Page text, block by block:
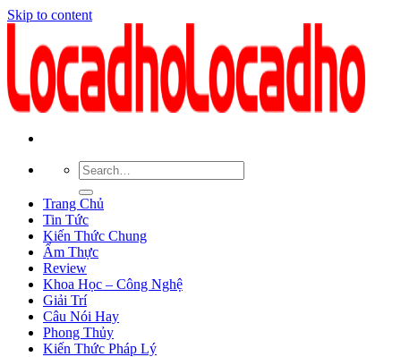
Skip to content
Trang Chủ
Tin Tức
Kiến Thức Chung
Ẩm Thực
Review
Khoa Học – Công Nghệ
Giải Trí
Câu Nói Hay
Phong Thủy
Kiến Thức Pháp Lý